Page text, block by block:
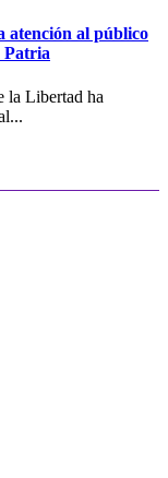
atención al público
Patria
la Libertad ha